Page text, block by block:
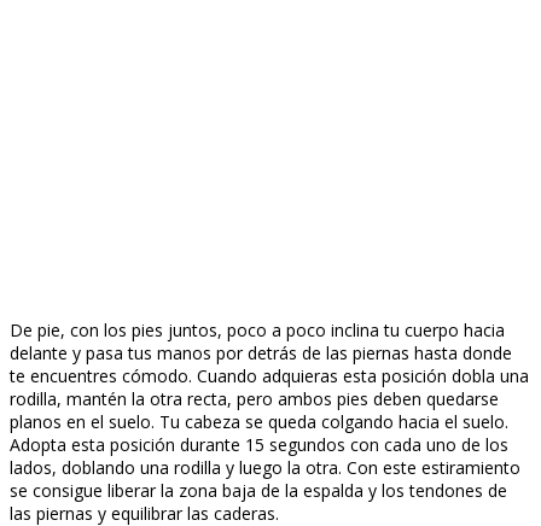
De pie, con los pies juntos, poco a poco inclina tu cuerpo hacia
delante y pasa tus manos por detrás de las piernas hasta donde
te encuentres cómodo. Cuando adquieras esta posición dobla una
rodilla, mantén la otra recta, pero ambos pies deben quedarse
planos en el suelo. Tu cabeza se queda colgando hacia el suelo.
Adopta esta posición durante 15 segundos con cada uno de los
lados, doblando una rodilla y luego la otra. Con este estiramiento
se consigue liberar la zona baja de la espalda y los tendones de
las piernas y equilibrar las caderas.